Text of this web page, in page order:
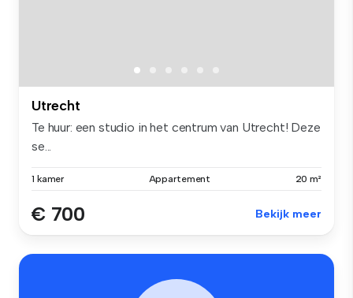
Utrecht
Te huur: een studio in het centrum van Utrecht! Deze
se...
1 kamer Appartement 20 m²
€ 700 Bekijk meer